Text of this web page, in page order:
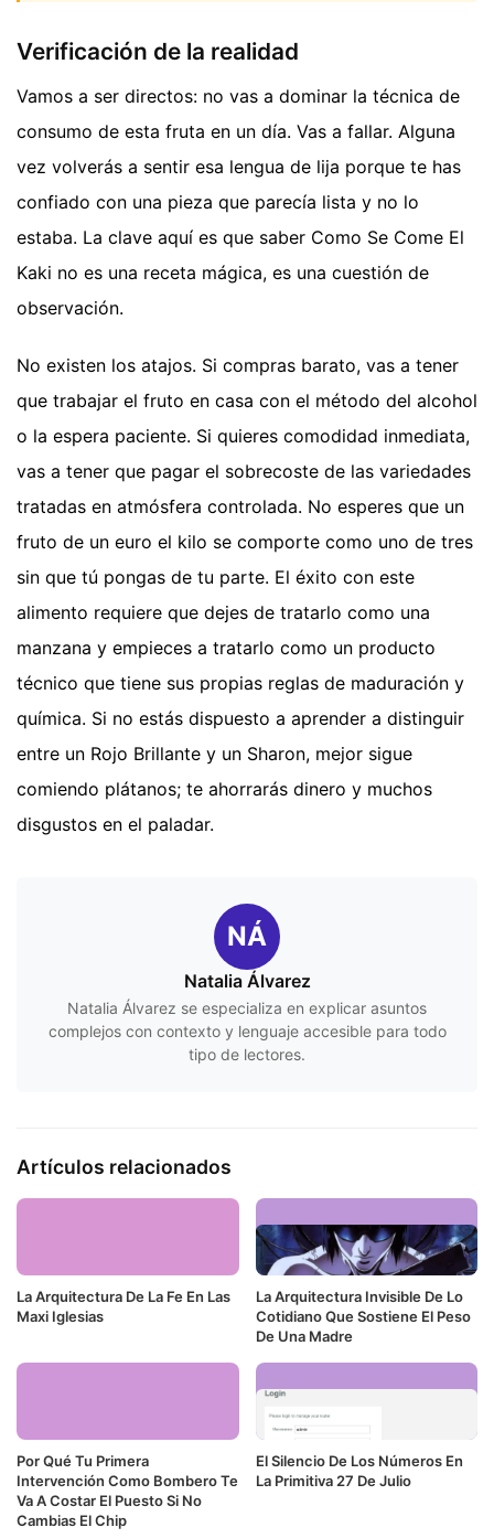
Verificación de la realidad
Vamos a ser directos: no vas a dominar la técnica de
consumo de esta fruta en un día. Vas a fallar. Alguna
vez volverás a sentir esa lengua de lija porque te has
confiado con una pieza que parecía lista y no lo
estaba. La clave aquí es que saber Como Se Come El
Kaki no es una receta mágica, es una cuestión de
observación.
No existen los atajos. Si compras barato, vas a tener
que trabajar el fruto en casa con el método del alcohol
o la espera paciente. Si quieres comodidad inmediata,
vas a tener que pagar el sobrecoste de las variedades
tratadas en atmósfera controlada. No esperes que un
fruto de un euro el kilo se comporte como uno de tres
sin que tú pongas de tu parte. El éxito con este
alimento requiere que dejes de tratarlo como una
manzana y empieces a tratarlo como un producto
técnico que tiene sus propias reglas de maduración y
química. Si no estás dispuesto a aprender a distinguir
entre un Rojo Brillante y un Sharon, mejor sigue
comiendo plátanos; te ahorrarás dinero y muchos
disgustos en el paladar.
NÁ
Natalia Álvarez
Natalia Álvarez se especializa en explicar asuntos
complejos con contexto y lenguaje accesible para todo
tipo de lectores.
Artículos relacionados
La Arquitectura De La Fe En Las
Maxi Iglesias
La Arquitectura Invisible De Lo
Cotidiano Que Sostiene El Peso
De Una Madre
Por Qué Tu Primera
Intervención Como Bombero Te
Va A Costar El Puesto Si No
Cambias El Chip
El Silencio De Los Números En
La Primitiva 27 De Julio